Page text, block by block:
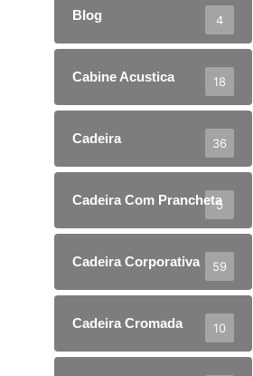
Blog 4
Cabine Acustica 18
Cadeira 36
Cadeira Com Prancheta
5
Cadeira Corporativa 59
Cadeira Cromada 10